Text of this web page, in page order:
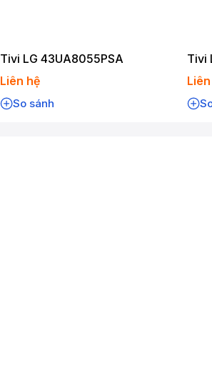
Tivi LG 43UA8055PSA
Liên hệ
So sánh
Tivi